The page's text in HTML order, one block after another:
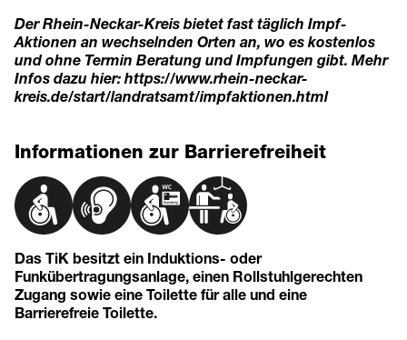
Der Rhein-Neckar-Kreis bietet fast täglich Impf-
Aktionen an wechselnden Orten an, wo es kostenlos
und ohne Termin Beratung und Impfungen gibt. Mehr
Infos dazu hier: https://www.rhein-neckar-
kreis.de/start/landratsamt/impfaktionen.html
Informationen zur Barrierefreiheit
Das TiK besitzt ein Induktions- oder
Funkübertragungsanlage, einen Rollstuhlgerechten
Zugang sowie eine Toilette für alle und eine
Barrierefreie Toilette.